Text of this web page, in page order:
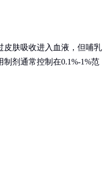
皮肤吸收进入血液，但哺乳
剂通常控制在0.1%-1%范